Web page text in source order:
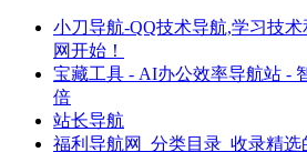
小刀导航-QQ技术导航,学习技
网开始！
宝藏工具 - AI办公效率导航站 -
倍
站长导航
福利导航网_分类目录_收录精选